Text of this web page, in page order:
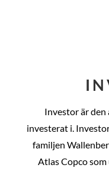
Investor är den
investerat i.
familjen
Atlas Copco